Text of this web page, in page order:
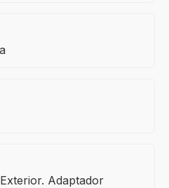
Adaptador